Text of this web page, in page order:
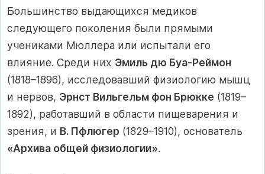
Большинство выдающихся медиков
следующего поколения были прямыми
учениками Мюллера или испытали его
влияние. Среди них Эмиль дю Буа-Реймон
(1818–1896), исследовавший физиологию мышц
и нервов, Эрнст Вильгельм фон Брюкке (1819–
1892), работавший в области пищеварения и
зрения, и В. Пфлюгер (1829–1910), основатель
«Архива общей физиологии».